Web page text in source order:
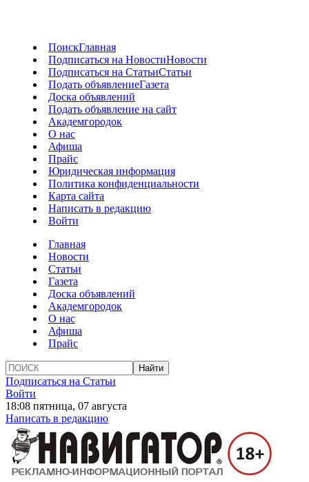
ПоискГлавная
Подписаться на НовостиНовости
Подписаться на СтатьиСтатьи
Подать объявлениеГазета
Доска объявлений
Подать объявление на сайт
Академгородок
О нас
Афиша
Прайс
Юридическая информация
Политика конфиденциальности
Карта сайта
Написать в редакцию
Войти
Главная
Новости
Статьи
Газета
Доска объявлений
Академгородок
О нас
Афиша
Прайс
Подписаться на Статьи
Войти
18:08 пятница, 07 августа
Написать в редакцию